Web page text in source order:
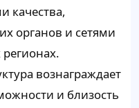
качества,
органов и сетями
вознаграждает
и близость